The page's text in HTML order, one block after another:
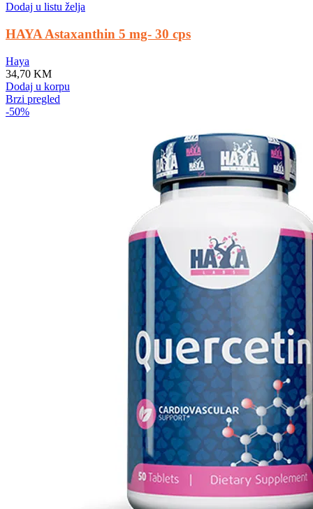
Dodaj u listu želja
HAYA Astaxanthin 5 mg- 30 cps
Haya
34,70 KM
Dodaj u korpu
Brzi pregled
-50%